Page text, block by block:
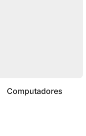
Computadores